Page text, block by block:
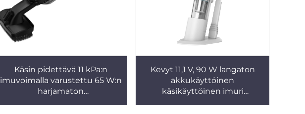
Käsin pidettävä 11 kPa:n
imuvoimalla varustettu 65 W:n
harjamaton
Kevyt 11,1 V, 90 W langaton
akkukäyttöinen
käsikäyttöinen imuri